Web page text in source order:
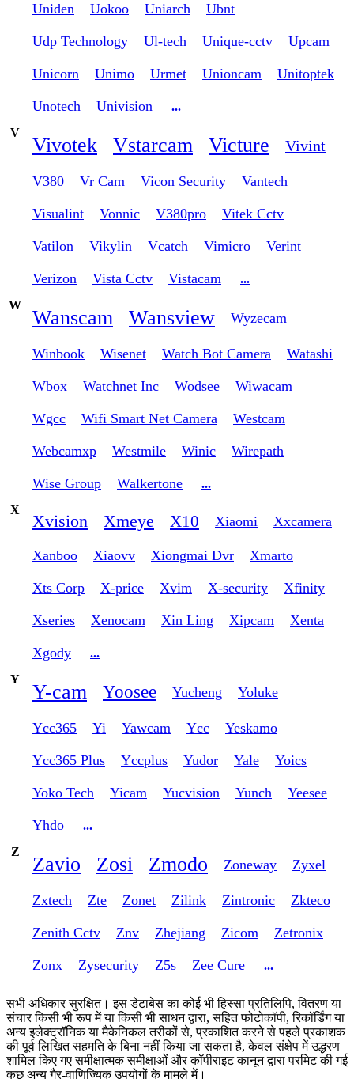
Uniden Uokoo Uniarch Ubnt
Udp Technology Ul-tech Unique-cctv Upcam
Unicorn Unimo Urmet Unioncam Unitoptek
Unotech Univision
...
V
Vivotek Vstarcam Victure Vivint
V380 Vr Cam Vicon Security Vantech
Visualint Vonnic V380pro Vitek Cctv
Vatilon Vikylin Vcatch Vimicro Verint
Verizon Vista Cctv Vistacam
...
W
Wanscam Wansview Wyzecam
Winbook Wisenet Watch Bot Camera Watashi
Wbox Watchnet Inc Wodsee Wiwacam
Wgcc Wifi Smart Net Camera Westcam
Webcamxp Westmile Winic Wirepath
Wise Group Walkertone
...
X
Xvision Xmeye X10 Xiaomi Xxcamera
Xanboo Xiaovv Xiongmai Dvr Xmarto
Xts Corp X-price Xvim X-security Xfinity
Xseries Xenocam Xin Ling Xipcam Xenta
Xgody
...
Y
Y-cam Yoosee Yucheng Yoluke
Ycc365 Yi Yawcam Ycc Yeskamo
Ycc365 Plus Yccplus Yudor Yale Yoics
Yoko Tech Yicam Yucvision Yunch Yeesee
Yhdo
...
Z
Zavio Zosi Zmodo Zoneway Zyxel
Zxtech Zte Zonet Zilink Zintronic Zkteco
Zenith Cctv Znv Zhejiang Zicom Zetronix
Zonx Zysecurity Z5s Zee Cure ...
सभी अधिकार सुरक्षित। इस डेटाबेस का कोई भी हिस्सा प्रतिलिपि, वितरण या
संचार किसी भी रूप में या किसी भी साधन द्वारा, सहित फोटोकॉपी, रिकॉर्डिंग या
अन्य इलेक्ट्रॉनिक या मैकेनिकल तरीकों से, प्रकाशित करने से पहले प्रकाशक
की पूर्व लिखित सहमति के बिना नहीं किया जा सकता है, केवल संक्षेप में उद्धरण
शामिल किए गए समीक्षात्मक समीक्षाओं और कॉपीराइट कानून द्वारा परमिट की गई
कुछ अन्य गैर-वाणिज्यिक उपयोगों के मामले में।